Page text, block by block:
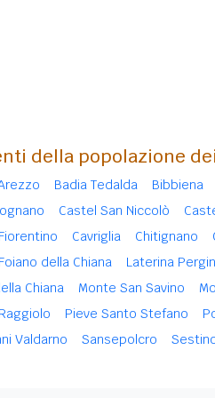
della popolazione
Badia Tedalda Bibbiena
Castel San Niccolò
Cavriglia Chitignano
Foiano della Chiana Laterina
Chiana
Monte San Savino
Pieve Santo Stefano
Valdarno
Sansepolcro